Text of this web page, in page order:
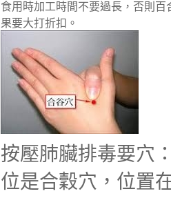
食用時加工時間不要過長，否則
果要大打折扣。
按壓肺臟排毒要穴
位是合穀穴，位置